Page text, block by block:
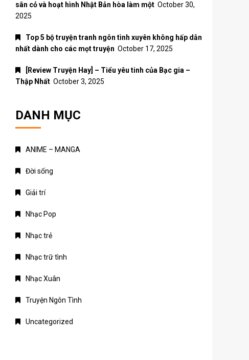
sân cỏ và hoạt hình Nhật Bản hòa làm một October 30,
2025
Top 5 bộ truyện tranh ngôn tình xuyên không hấp dẫn
nhất dành cho các mọt truyện October 17, 2025
[Review Truyện Hay] – Tiểu yêu tinh của Bạc gia –
Thập Nhất October 3, 2025
DANH MỤC
ANIME – MANGA
Đời sống
Giải trí
Nhạc Pop
Nhạc trẻ
Nhạc trữ tình
Nhạc Xuân
Truyện Ngôn Tình
Uncategorized